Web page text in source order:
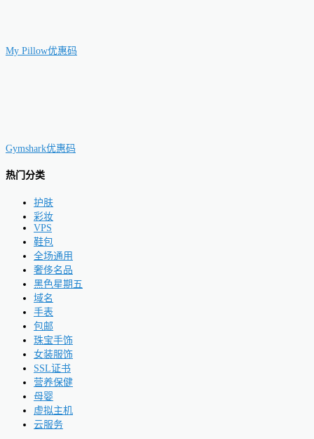
My Pillow优惠码
Gymshark优惠码
热门分类
护肤
彩妆
VPS
鞋包
全场通用
奢侈名品
黑色星期五
域名
手表
包邮
珠宝手饰
女装服饰
SSL证书
营养保健
母婴
虚拟主机
云服务